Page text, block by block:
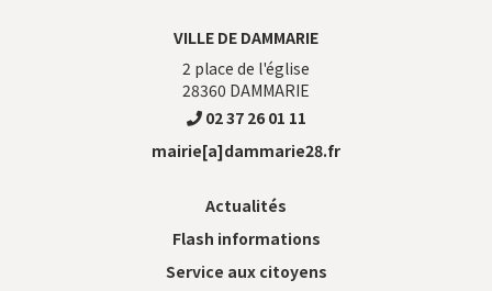
VILLE DE DAMMARIE
2 place de l'église
28360 DAMMARIE
02 37 26 01 11
mairie[a]dammarie28.fr
Actualités
Flash informations
Service aux citoyens